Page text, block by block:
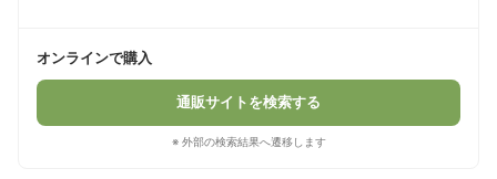
オンラインで購入
通販サイトを検索する
※ 外部の検索結果へ遷移します